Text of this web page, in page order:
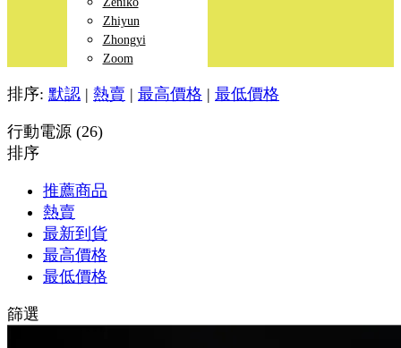
Zhiyun
Zhongyi
Zoom
排序: 默認 | 熱賣 | 最高價格 | 最低價格
行動電源 (26)
排序
推薦商品
熱賣
最新到貨
最高價格
最低價格
篩選